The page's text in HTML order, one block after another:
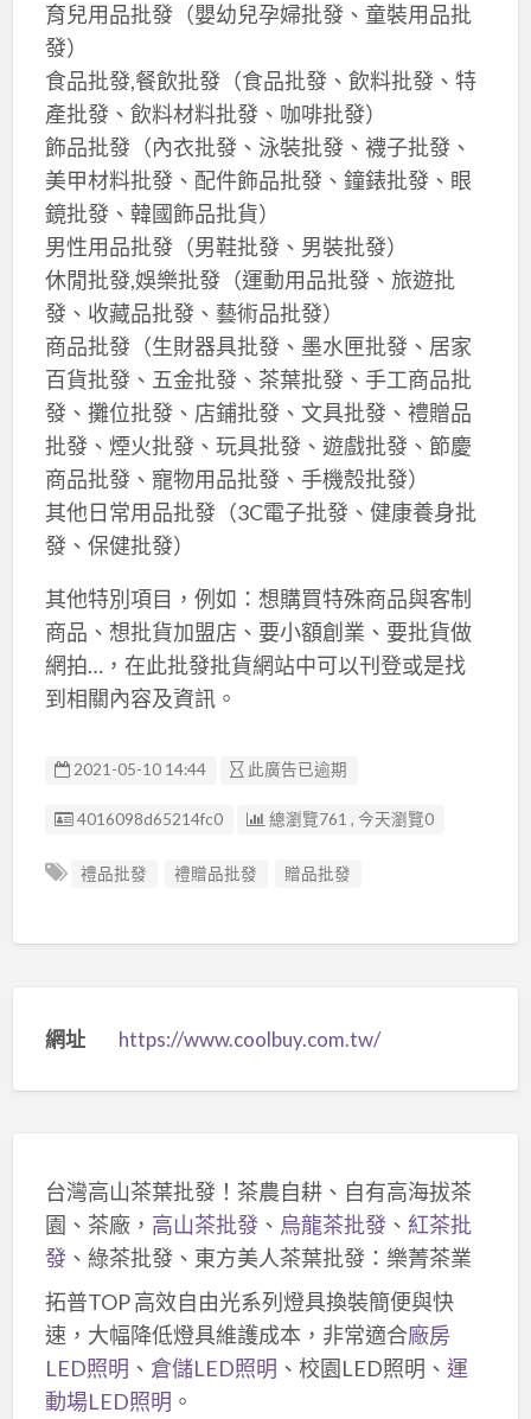
育兒用品批發（嬰幼兒孕婦批發、童裝用品批
發）
食品批發,餐飲批發（食品批發、飲料批發、特
產批發、飲料材料批發、咖啡批發）
飾品批發（內衣批發、泳裝批發、襪子批發、
美甲材料批發、配件飾品批發、鐘錶批發、眼
鏡批發、韓國飾品批貨）
男性用品批發（男鞋批發、男裝批發）
休閒批發,娛樂批發（運動用品批發、旅遊批
發、收藏品批發、藝術品批發）
商品批發（生財器具批發、墨水匣批發、居家
百貨批發、五金批發、茶葉批發、手工商品批
發、攤位批發、店鋪批發、文具批發、禮贈品
批發、煙火批發、玩具批發、遊戲批發、節慶
商品批發、寵物用品批發、手機殼批發）
其他日常用品批發（3C電子批發、健康養身批
發、保健批發）
其他特別項目，例如：想購買特殊商品與客制
商品、想批貨加盟店、要小額創業、要批貨做
網拍…，在此批發批貨網站中可以刊登或是找
到相關內容及資訊。
2021-05-10 14:44 此廣告已逾期
廣告编號
4016098d65214fc0 總瀏覽761 , 今天瀏覽0
禮品批發 禮贈品批發 贈品批發
網址 https://www.coolbuy.com.tw/
台灣高山茶葉批發！茶農自耕、自有高海拔茶
園、茶廠， 高山茶批發、 烏龍茶批發、 紅茶批
發、綠茶批發、東方美人茶葉批發：樂菁茶業
拓普TOP 高效自由光系列燈具換裝簡便與快
速，大幅降低燈具維護成本，非常適合廠房
LED照明 、 倉儲LED照明 、校園LED照明、 運
動場LED照明 。